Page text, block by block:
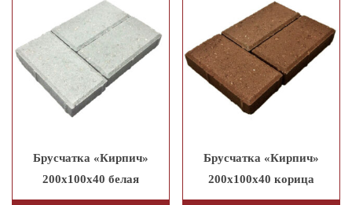
Брусчатка «Кирпич»
200x100x40 белая
Брусчатка «Кирпич»
200x100x40 корица